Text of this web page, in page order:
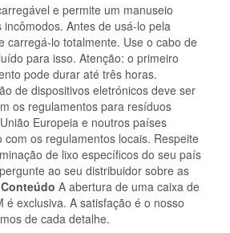
e permite um manuseio
Antes de usá-lo pela
carregá-lo totalmente. Use o cabo de
para isso. Atenção: o primeiro
pode durar até três horas.
de dispositivos eletrónicos deve ser
os regulamentos para resíduos
Europeia e noutros países
os regulamentos locais. Respeite
de lixo específicos do seu país
ao seu distribuidor sobre as
Conteúdo A abertura de uma caixa de
é exclusiva. A satisfação é o nosso
de cada detalhe.